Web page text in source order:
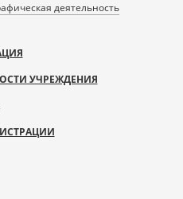
деятельность
УЧРЕЖДЕНИЯ